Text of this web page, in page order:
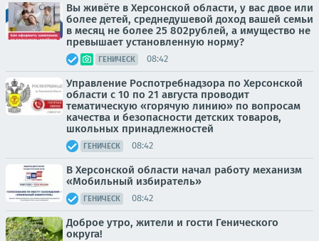
Вы живёте в Херсонской области, у вас двое или
более детей, среднедушевой доход вашей семьи
в месяц не более 25 802рублей, а имущество не
превышает установленную норму?
ГЕНИЧЕСК 08:42
Управление Роспотребнадзора по Херсонской
области с 10 по 21 августа проводит
тематическую «горячую линию» по вопросам
качества и безопасности детских товаров,
школьных принадлежностей
ГЕНИЧЕСК 08:42
В Херсонской области начал работу механизм
«Мобильный избиратель»
ГЕНИЧЕСК 08:42
Доброе утро, жители и гости Генического
округа!